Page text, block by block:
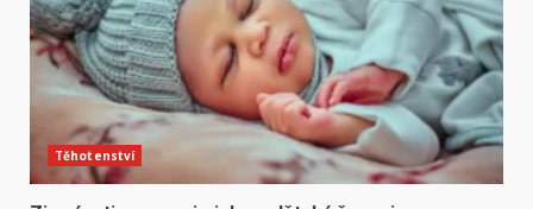
Těhotenství